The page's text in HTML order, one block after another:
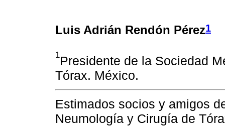
Luis Adrián Rendón Pérez1
1Presidente de la Sociedad
Tórax. México.
Estimados socios y amigos
Neumología y Cirugía de